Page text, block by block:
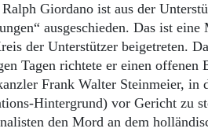
Pommern
Brandenburg
Schlesien
Westpreußen
Bücher
Giordano ist aus der
ausgeschieden. Das ist
der Unterstützer beigetreten.
Tagen richtete er einen offenen
Frank Walter Steinmeier, in
Hintergrund) vor Gericht zu
den Mord an dem